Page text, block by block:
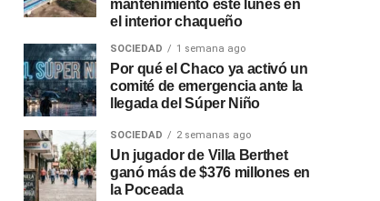
mantenimiento este lunes en
el interior chaqueño
SOCIEDAD 1 semana ago
Por qué el Chaco ya activó un
comité de emergencia ante la
llegada del Súper Niño
SOCIEDAD 2 semanas ago
Un jugador de Villa Berthet
ganó más de $376 millones en
la Poceada